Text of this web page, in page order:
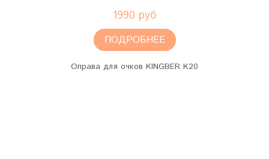
1990 руб
ПОДРОБНЕЕ
Оправа для очков KINGBER K20